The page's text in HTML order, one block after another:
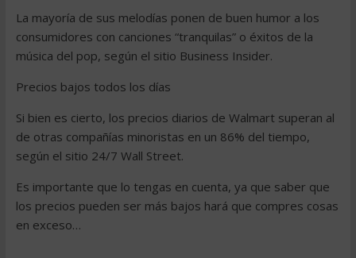
La mayoría de sus melodías ponen de buen humor a los
consumidores con canciones “tranquilas” o éxitos de la
música del pop, según el sitio Business Insider.
Precios bajos todos los días
Si bien es cierto, los precios diarios de Walmart superan al
de otras compañías minoristas en un 86% del tiempo,
según el sitio 24/7 Wall Street.
Es importante que lo tengas en cuenta, ya que saber que
los precios pueden ser más bajos hará que compres cosas
en exceso…